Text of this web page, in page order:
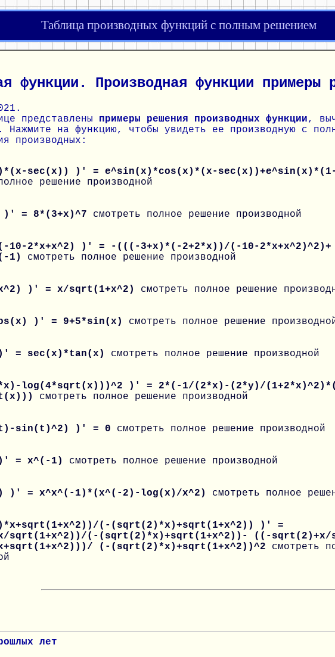
Таблица производных функций с полным решением
функции. Производная функции примеры
представлены примеры решения производных функции,
Нажмите на функцию, чтобы увидеть ее производную с
производных:
sec(x)) )' = e^sin(x)*cos(x)*(x-
решение производной
)' = 8*(3+x)^7 смотреть полное решение производной
10-2*x+x^2) )' = -(((-3+x)*(-2+2*x))/(-10-2*x+x^2)^2)+
1) смотреть полное решение производной
)' = x/sqrt(1+x^2) смотреть полное решение
)' = 9+5*sin(x) смотреть полное решение
= sec(x)*tan(x) смотреть полное решение производной
log(4*sqrt(x)))^2 )' = 2*(-1/(2*x)-(2*y)/
смотреть полное решение производной
sin(t)^2) )' = 0 смотреть полное решение производной
= x^(-1) смотреть полное решение производной
)' = x^x^(-1)*(x^(-2)-log(x)/x^2) смотреть полное
(-(sqrt(2)*x)+sqrt(1+x^2)) )' =
sqrt(1+x^2))/(-(sqrt(2)*x)+sqrt(1+x^2))- ((-sqrt(2)+x/
(-(sqrt(2)*x)+sqrt(1+x^2))^2 смотреть
лет